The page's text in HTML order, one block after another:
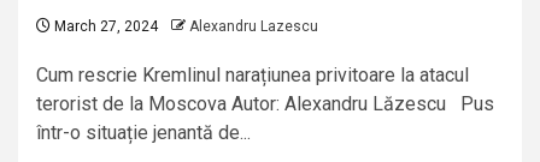
March 27, 2024 Alexandru Lazescu
Cum rescrie Kremlinul narațiunea privitoare la atacul
terorist de la Moscova Autor: Alexandru Lăzescu Pus
într-o situație jenantă de...